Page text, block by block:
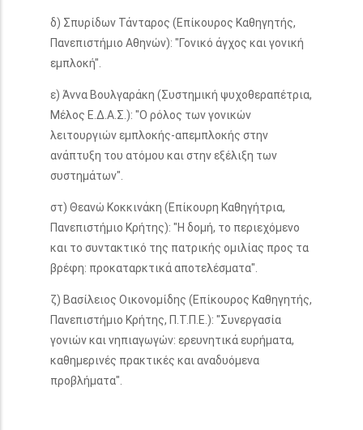
δ) Σπυρίδων Τάνταρος (Επίκουρος Καθηγητής,
Πανεπιστήμιο Αθηνών): "Γονικό άγχος και γονική
εμπλοκή".
ε) Άννα Βουλγαράκη (Συστημική ψυχοθεραπέτρια,
Μέλος Ε.Δ.Α.Σ.): "Ο ρόλος των γονικών
λειτουργιών εμπλοκής-απεμπλοκής στην
ανάπτυξη του ατόμου και στην εξέλιξη των
συστημάτων".
στ) Θεανώ Κοκκινάκη (Επίκουρη Καθηγήτρια,
Πανεπιστήμιο Κρήτης): "Η δομή, το περιεχόμενο
και το συντακτικό της πατρικής ομιλίας προς τα
βρέφη: προκαταρκτικά αποτελέσματα".
ζ) Βασίλειος Οικονομίδης (Επίκουρος Καθηγητής,
Πανεπιστήμιο Κρήτης, Π.Τ.Π.Ε.): "Συνεργασία
γονιών και νηπιαγωγών: ερευνητικά ευρήματα,
καθημερινές πρακτικές και αναδυόμενα
προβλήματα".